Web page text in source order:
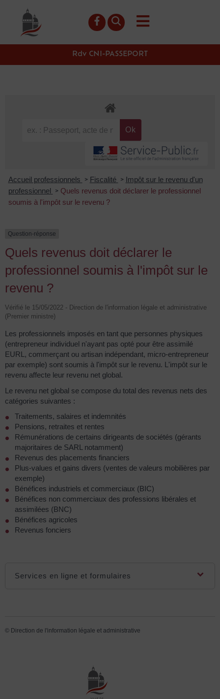
principal
Rdv CNI-PASSEPORT
Accueil professionnels > Fiscalité > Impôt sur le revenu d'un
professionnel
> Quels revenus doit déclarer le professionnel
soumis à l'impôt sur le revenu ?
Question-réponse
Quels revenus doit déclarer le
professionnel soumis à l'impôt sur le
revenu ?
Vérifié le 15/05/2022 - Direction de l'information légale et administrative
(Premier ministre)
Les professionnels imposés en tant que personnes physiques
(entrepreneur individuel n'ayant pas opté pour être assimilé
EURL, commerçant ou artisan indépendant, micro-entrepreneur
par exemple) sont soumis à l'impôt sur le revenu. L'impôt sur le
revenu affecte leur revenu net global.
Le revenu net global se compose du total des revenus nets des
catégories suivantes :
Traitements, salaires et indemnités
Pensions, retraites et rentes
Rémunérations de certains dirigeants de sociétés (gérants
majoritaires de SARL notamment)
Revenus des placements financiers
Plus-values et gains divers (ventes de valeurs mobilières par
exemple)
Bénéfices industriels et commerciaux (BIC)
Bénéfices non commerciaux des professions libérales et
assimilées (BNC)
Bénéfices agricoles
Revenus fonciers
Services en ligne et formulaires
© Direction de l'information légale et administrative